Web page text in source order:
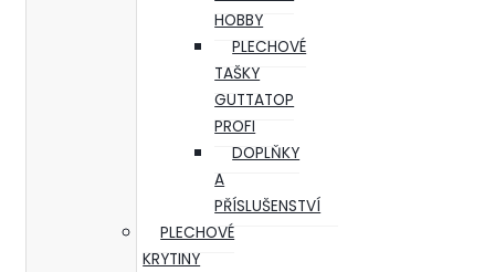
HOBBY
PLECHOVÉ
TAŠKY
GUTTATOP
PROFI
DOPLŇKY
A
PŘÍSLUŠENSTVÍ
PLECHOVÉ
KRYTINY